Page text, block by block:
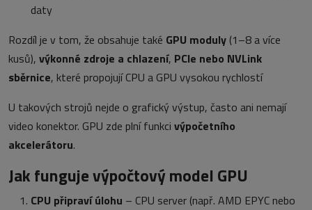
daty
Rozdíl je v tom, že obsahuje také GPU moduly (1–8 a více
kusů), výkonné zdroje a chlazení, PCIe nebo NVLink
sběrnice, které propojují CPU a GPU vysokou rychlostí
U takových strojů nejde o grafický výstup, často ani nemají
video konektor. GPU zde plní funkci výpočetního
akcelerátoru.
Jak funguje výpočtový model GPU
CPU připraví úlohu – CPU server (např. AMD EPYC nebo